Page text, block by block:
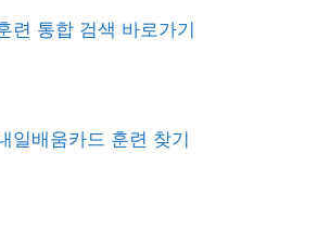
련 통합 검색 바로가기
일배움카드 훈련 찾기